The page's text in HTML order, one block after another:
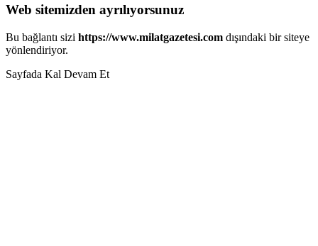
Web sitemizden ayrılıyorsunuz
Bu bağlantı sizi https://www.milatgazetesi.com dışındaki bir siteye
yönlendiriyor.
Sayfada Kal Devam Et